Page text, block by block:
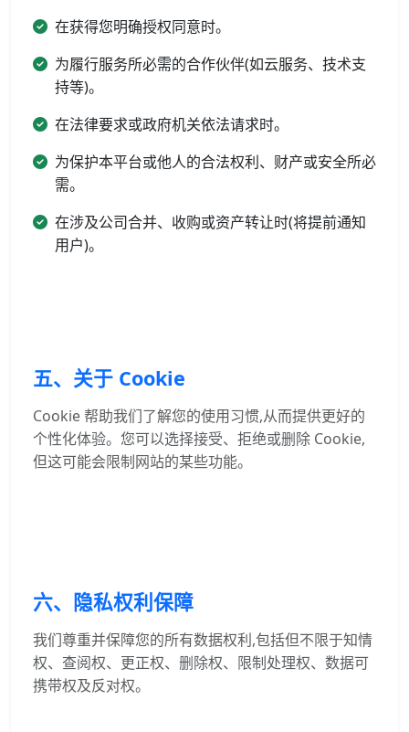
在获得您明确授权同意时。
为履行服务所必需的合作伙伴(如云服务、技术支
持等)。
在法律要求或政府机关依法请求时。
为保护本平台或他人的合法权利、财产或安全所必
需。
在涉及公司合并、收购或资产转让时(将提前通知
用户)。
五、关于 Cookie
Cookie 帮助我们了解您的使用习惯,从而提供更好的
个性化体验。您可以选择接受、拒绝或删除 Cookie,
但这可能会限制网站的某些功能。
六、隐私权利保障
我们尊重并保障您的所有数据权利,包括但不限于知情
权、查阅权、更正权、删除权、限制处理权、数据可
携带权及反对权。